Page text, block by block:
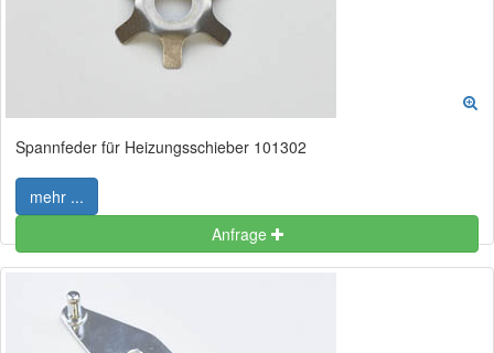
Spannfeder für Heizungsschieber 101302
mehr ...
Anfrage